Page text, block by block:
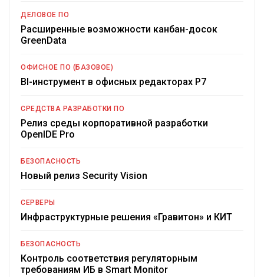
ДЕЛОВОЕ ПО
Расширенные возможности канбан-досок
GreenData
ОФИСНОЕ ПО (БАЗОВОЕ)
BI-инструмент в офисных редакторах Р7
СРЕДСТВА РАЗРАБОТКИ ПО
Релиз среды корпоративной разработки
OpenIDE Pro
БЕЗОПАСНОСТЬ
Новый релиз Security Vision
СЕРВЕРЫ
Инфраструктурные решения «Гравитон» и КИТ
БЕЗОПАСНОСТЬ
Контроль соответствия регуляторным
требованиям ИБ в Smart Monitor